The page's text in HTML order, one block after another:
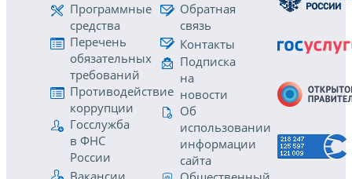
Программные
средства
Перечень
обязательных
требований
Противодействие
коррупции
Госслужба
в ФНС
России
Вакансии
Обратная
связь
Контакты
Подписка
на
новости
Об
использовании
информации
сайта